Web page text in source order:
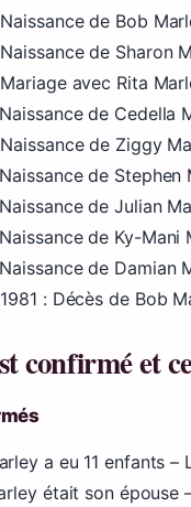
de Bob
de Sharon
avec Rita
de Cedella
de Ziggy
de
de Julian
de Ky-Mani
de Damian
: Décès de Bob
confirmé et
a eu 11 enfants –
était son épouse